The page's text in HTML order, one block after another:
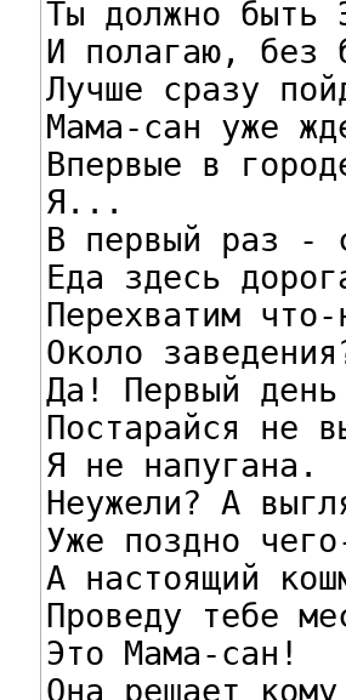
Ты должно
И полагаю, без
Лучше сразу
Мама-сан уже
Впервые в
Я...
В первый раз -
Еда здесь
Перехватим
Около
Да! Первый
Постарайся не
Я не напугана.
Неужели? А
Уже поздно
А настоящий
Проведу тебе
Это Мама-сан!
Она решает